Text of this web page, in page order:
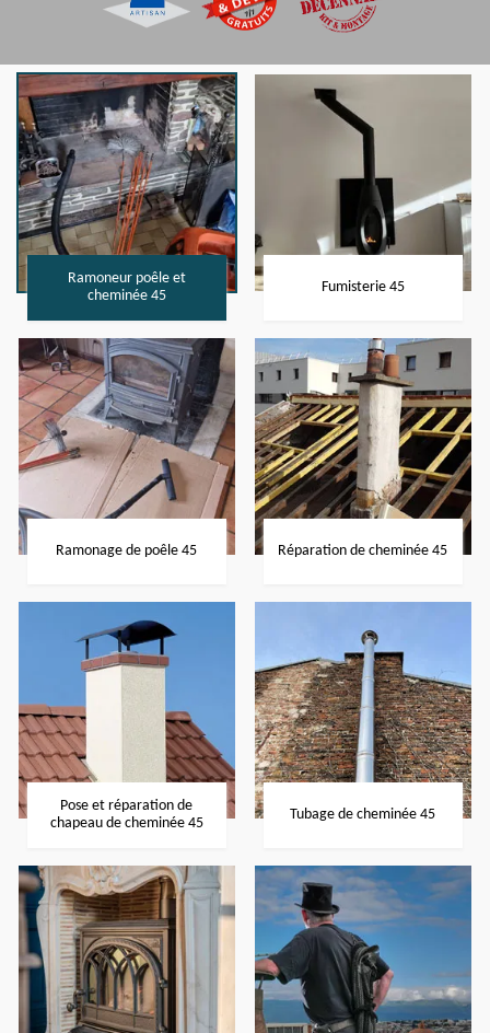
Ramoneur poêle et
cheminée 45
Fumisterie 45
Ramonage de poêle 45 Réparation de cheminée 45
Pose et réparation de
chapeau de cheminée 45
Tubage de cheminée 45